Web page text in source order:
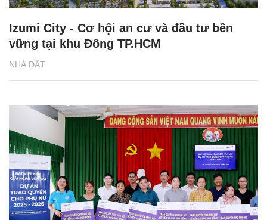
NHÀ ĐẤT
Izumi City - Cơ hội an cư và đầu tư bền
vững tại khu Đông TP.HCM